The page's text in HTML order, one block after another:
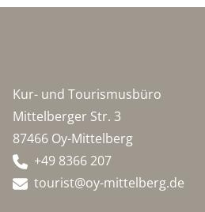
Kur- und Tourismusbüro
Mittelberger Str. 3
87466 Oy-Mittelberg
+49 8366 207
tourist@oy-mittelberg.de